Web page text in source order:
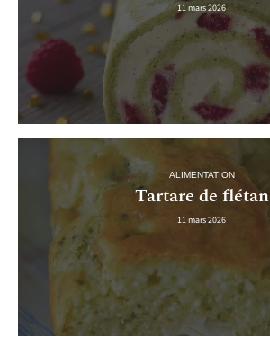
11 mars 2026
ALIMENTATION
Tartare de flétan
11 mars 2026